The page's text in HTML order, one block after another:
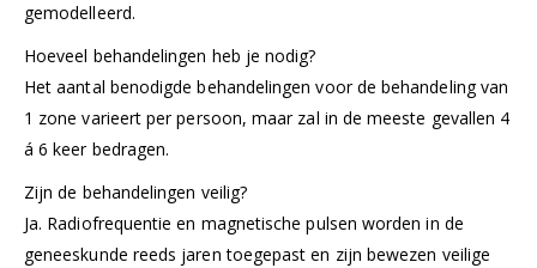
gemodelleerd.
Hoeveel behandelingen heb je nodig?
Het aantal benodigde behandelingen voor de behandeling van
1 zone varieert per persoon, maar zal in de meeste gevallen 4
á 6 keer bedragen.
Zijn de behandelingen veilig?
Ja. Radiofrequentie en magnetische pulsen worden in de
geneeskunde reeds jaren toegepast en zijn bewezen veilige